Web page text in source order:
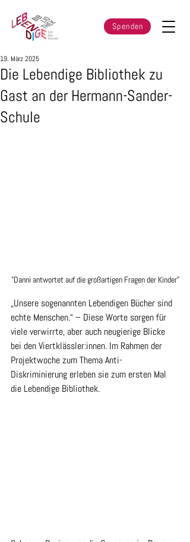
Spenden
Die Lebendige Bibliothek zu
Gast an der Hermann-Sander-
Schule
19. März 2025
"Danni antwortet auf die großartigen Fragen der Kinder"
„Unsere sogenannten Lebendigen Bücher sind
echte Menschen.“ – Diese Worte sorgen für
viele verwirrte, aber auch neugierige Blicke
bei den Viertklässler:innen. Im Rahmen der
Projektwoche zum Thema Anti-
Diskriminierung erleben sie zum ersten Mal
die Lebendige Bibliothek.